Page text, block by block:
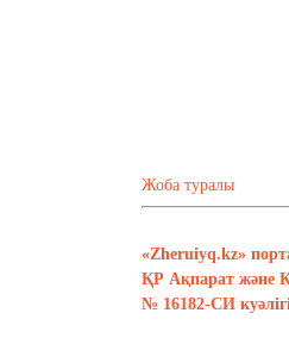
Жоба туралы
«Zheruiyq.kz»
ҚР Ақпарат және
№ 16182-СИ